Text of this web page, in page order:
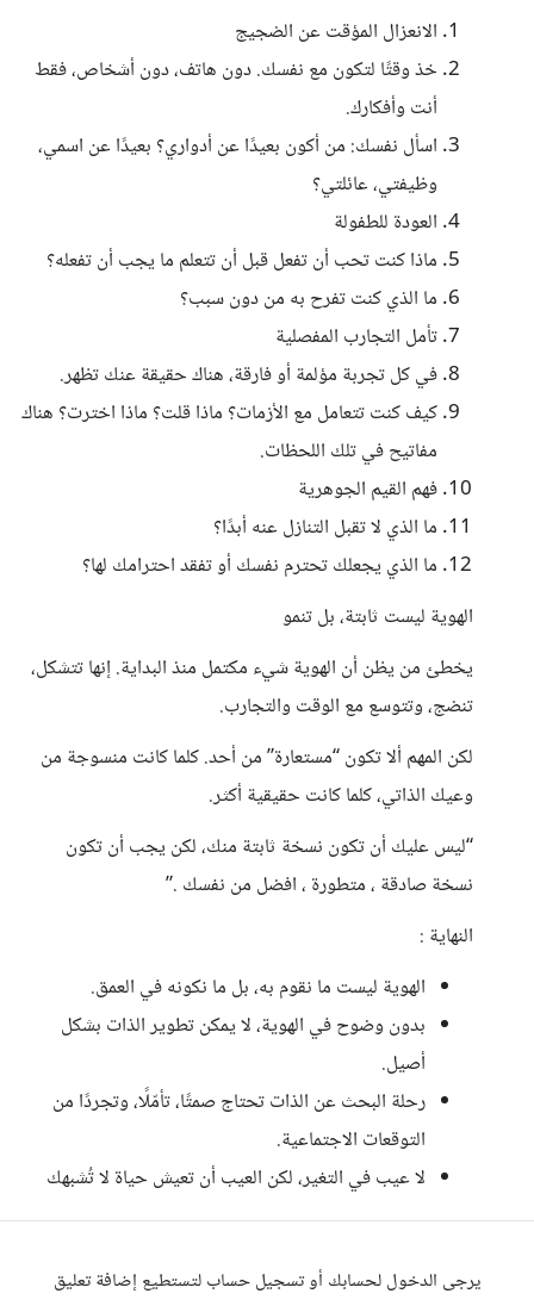
الانعزال المؤقت عن الضجيج
خذ وقتًا لتكون مع نفسك. دون هاتف، دون أشخاص، فقط
أنت وأفكارك.
اسأل نفسك: من أكون بعيدًا عن أدواري؟ بعيدًا عن اسمي،
وظيفتي، عائلتي؟
العودة للطفولة
ماذا كنت تحب أن تفعل قبل أن تتعلم ما يجب أن تفعله؟
ما الذي كنت تفرح به من دون سبب؟
تأمل التجارب المفصلية
في كل تجربة مؤلمة أو فارقة، هناك حقيقة عنك تظهر.
كيف كنت تتعامل مع الأزمات؟ ماذا قلت؟ ماذا اخترت؟ هناك
مفاتيح في تلك اللحظات.
فهم القيم الجوهرية
ما الذي لا تقبل التنازل عنه أبدًا؟
ما الذي يجعلك تحترم نفسك أو تفقد احترامك لها؟
الهوية ليست ثابتة، بل تنمو
يخطئ من يظن أن الهوية شيء مكتمل منذ البداية. إنها تتشكل،
تنضج، وتتوسع مع الوقت والتجارب.
لكن المهم ألا تكون “مستعارة” من أحد. كلما كانت منسوجة من
وعيك الذاتي، كلما كانت حقيقية أكثر.
“ليس عليك أن تكون نسخة ثابتة منك، لكن يجب أن تكون
نسخة صادقة ، متطورة ، افضل من نفسك .”
النهاية :
الهوية ليست ما نقوم به، بل ما نكونه في العمق.
بدون وضوح في الهوية، لا يمكن تطوير الذات بشكل
أصيل.
رحلة البحث عن الذات تحتاج صمتًا، تأمّلًا، وتجردًا من
التوقعات الاجتماعية.
لا عيب في التغير، لكن العيب أن تعيش حياة لا تُشبهك
يرجى الدخول لحسابك أو تسجيل حساب لتستطيع إضافة تعليق